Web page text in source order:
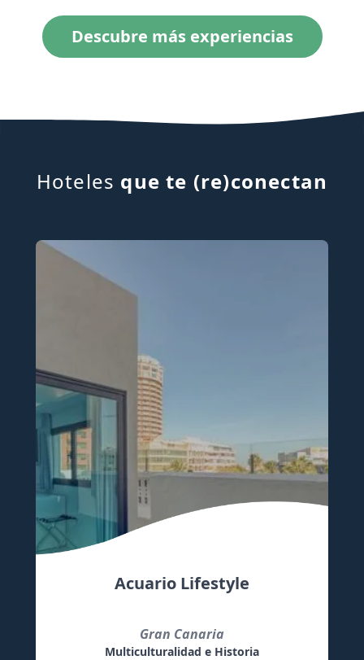
Descubre más experiencias
Hoteles que te (re)conectan
Acuario Lifestyle
Gran Canaria
Multiculturalidad e Historia